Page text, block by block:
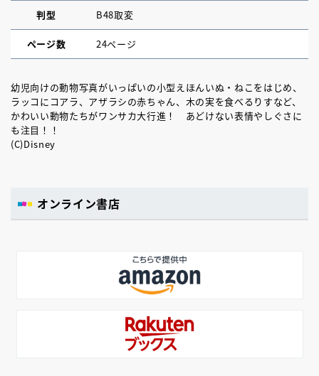
判型 B48取変
ページ数 24ページ
幼児向けの動物写真がいっぱいの小型えほんいぬ・ねこをはじめ、
ラッコにコアラ、アザラシの赤ちゃん、木の実を食べるりすなど、
かわいい動物たちがワンサカ大行進！ あどけない表情やしぐさに
も注目！！
(C)Disney
オンライン書店